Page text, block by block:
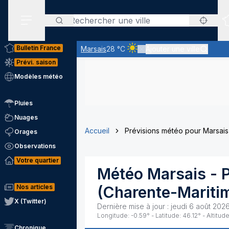
Rechercher
Marsais28 °C
Ciel clair - quasiment pas de
Bulletin France
Prévi. saison
Modèles météo
Pluies
Nuages
Orages
Observations
Votre quartier
Nos articles
X (Twitter)
Accueil Prévisions météo pour Marsais
Météo Marsais -
(Charente-
Dernière mise à jour : jeudi 6 août
Longitude: -0.59° - Latitude: 46.12° -